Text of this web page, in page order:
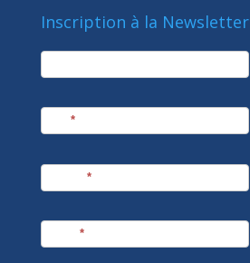
Inscription à la Newsletter
newsletter
*
*
*